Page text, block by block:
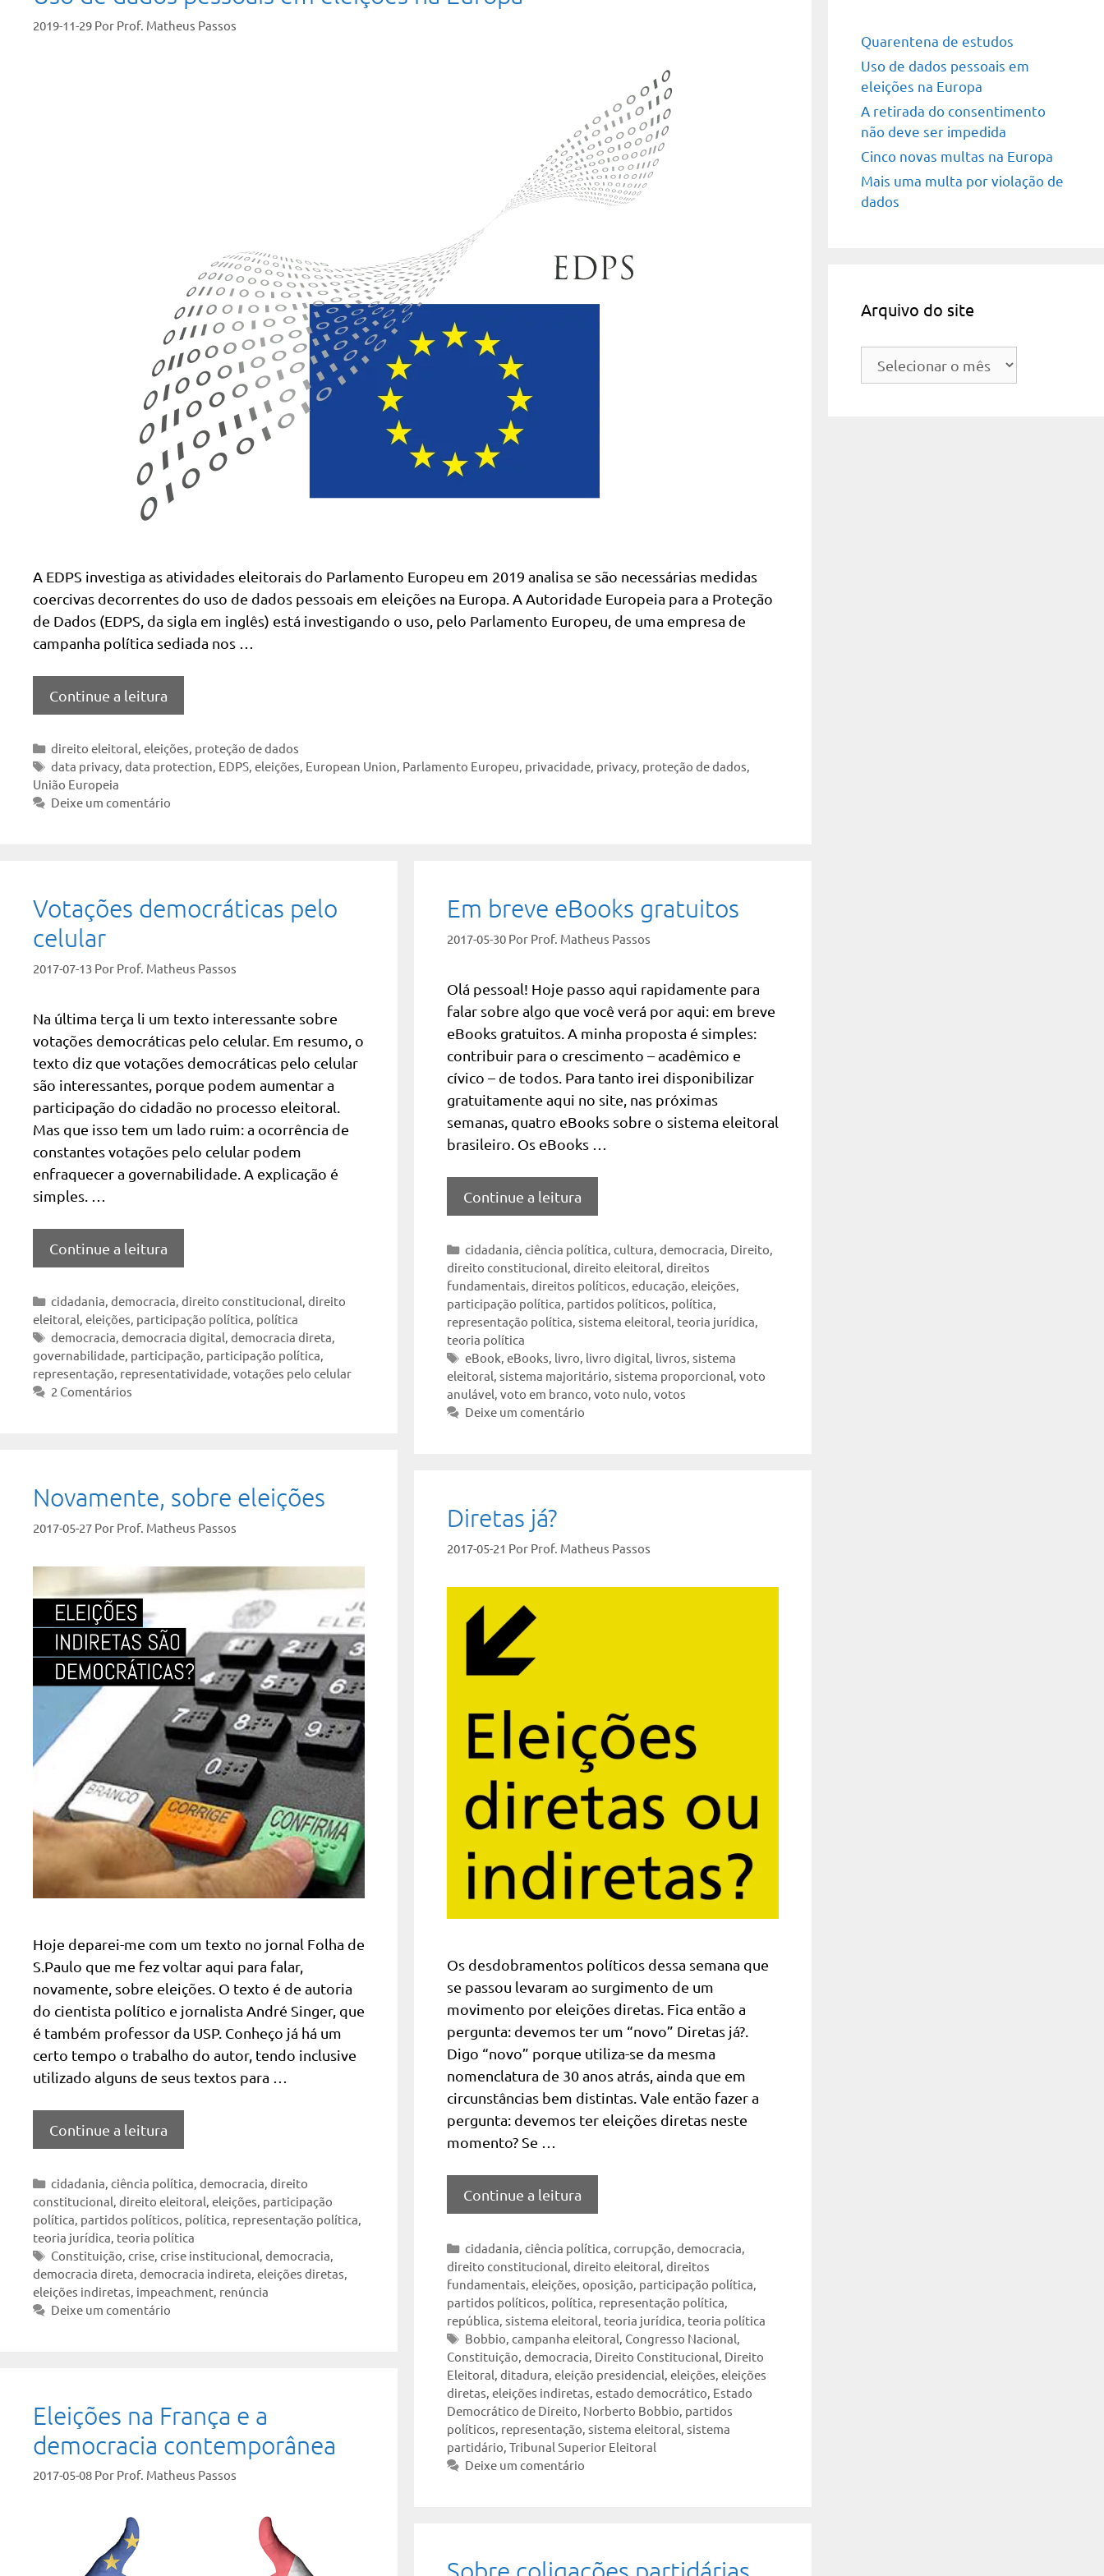
2019-11-29 Por Prof. Matheus Passos
A EDPS investiga as atividades eleitorais do Parlamento Europeu em 2019 analisa se são necessárias medidas
coercivas decorrentes do uso de dados pessoais em eleições na Europa. A Autoridade Europeia para a Proteção
de Dados (EDPS, da sigla em inglês) está investigando o uso, pelo Parlamento Europeu, de uma empresa de
campanha política sediada nos …
Continue a leitura
Categorias
direito eleitoral,eleições, proteção de dados
Tags
data privacy,data protection, EDPS,eleições, European Union, Parlamento Europeu, privacidade, privacy, proteção de dados,
União Europeia
Deixe um comentário
Votações democráticas pelo
celular
2017-07-13 Por Prof. Matheus Passos
Na última terça li um texto interessante sobre
votações democráticas pelo celular. Em resumo, o
texto diz que votações democráticas pelo celular
são interessantes, porque podem aumentar a
participação do cidadão no processo eleitoral.
Mas que isso tem um lado ruim: a ocorrência de
constantes votações pelo celular podem
enfraquecer a governabilidade. A explicação é
simples. …
Continue a leitura
Categorias
cidadania,democracia,direito constitucional,direito
eleitoral, eleições, participação política, política
Tags
democracia,democracia digital,democracia direta,
governabilidade, participação, participação política,
representação, representatividade, votações pelo celular
2 Comentários
Em breve eBooks gratuitos
2017-05-30 Por Prof. Matheus Passos
Olá pessoal! Hoje passo aqui rapidamente para
falar sobre algo que você verá por aqui: em breve
eBooks gratuitos. A minha proposta é simples:
contribuir para o crescimento – acadêmico e
cívico – de todos. Para tanto irei disponibilizar
gratuitamente aqui no site, nas próximas
semanas, quatro eBooks sobre o sistema eleitoral
brasileiro. Os eBooks …
Continue a leitura
Categorias
cidadania,ciência política,cultura,democracia, Direito,
direito constitucional, direito eleitoral, direitos
fundamentais, direitos políticos, educação, eleições,
participação política, partidos políticos, política,
representação política, sistema eleitoral, teoria jurídica,
teoria política
Tags
eBook,eBooks, livro, livro digital, livros,sistema
eleitoral, sistema majoritário, sistema proporcional, voto
anulável, voto em branco, voto nulo, votos
Deixe um comentário
Novamente, sobre eleições
2017-05-27 Por Prof. Matheus Passos
Hoje deparei-me com um texto no jornal Folha de
S.Paulo que me fez voltar aqui para falar,
novamente, sobre eleições. O texto é de autoria
do cientista político e jornalista André Singer, que
é também professor da USP. Conheço já há um
certo tempo o trabalho do autor, tendo inclusive
utilizado alguns de seus textos para …
Continue a leitura
Categorias
cidadania ,ciência política ,democracia ,direito
constitucional direito eleitoral eleições participação
política partidos políticos política representação política
teoria jurídica teoria política
Tags
Constituição ,crise ,crise institucional ,democracia
democracia direta democracia indireta eleições diretas
eleições indiretas impeachment renúncia
Deixe um comentário
Diretas já?
2017-05-21 Por Prof. Matheus Passos
Os desdobramentos políticos dessa semana que
se passou levaram ao surgimento de um
movimento por eleições diretas. Fica então a
pergunta: devemos ter um “novo” Diretas já?.
Digo “novo” porque utiliza-se da mesma
nomenclatura de 30 anos atrás, ainda que em
circunstâncias bem distintas. Vale então fazer a
pergunta: devemos ter eleições diretas neste
momento? Se …
Continue a leitura
Categorias
cidadania ,ciência política ,corrupção ,democracia
direito constitucional direito eleitoral direitos
fundamentais eleições oposição participação política
partidos políticos política representação política
república sistema eleitoral teoria jurídica teoria política
Tags
Bobbio ,campanha eleitoral Congresso Nacional
Constituição democracia Direito Constitucional Direito
Eleitoral ditadura eleição presidencial eleições eleições
diretas eleições indiretas estado democrático Estado
Democrático de Direito Norberto Bobbio partidos
políticos representação sistema eleitoral sistema
partidário Tribunal Superior Eleitoral
Deixe um comentário
Eleições na França e a
democracia contemporânea
2017-05-08 Por Prof. Matheus Passos
Quarentena de estudos
Uso de dados pessoais em
eleições na Europa
A retirada do consentimento
não deve ser impedida
Cinco novas multas na Europa
Mais uma multa por violação de
dados
Arquivo do site
Arquivo